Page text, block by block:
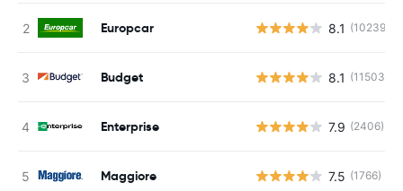
Europcar 8.1 (10239)
Budget 8.1 (11503)
Enterprise 7.9 (2406)
Maggiore 7.5 (1766)